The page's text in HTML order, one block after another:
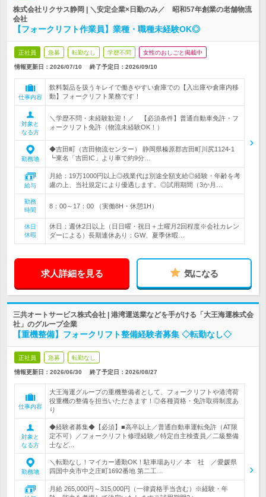
株式会社リクサス静岡 | ＼安定企業×日勤のみ／ 昭和57年創業の老舗物流
会社
【フォークリフト作業員】業種・職種未経験OK◎
正社員 急募 転勤なし 学歴不問 女性のおしごと掲載中
情報更新日：2026/07/10 終了予定日： 2026/09/10
仕事内容
飲料製品を扱うキレイで働きやすい倉庫での【入出庫や倉庫内移
動】フォークリフト業務です！
対象と
なる方
＼学歴不問・未経験歓迎！／ 【必須条件】普通自動車免許・フ
ォークリフト免許（物流未経験OK！）
勤務地
◆吉田町（吉田物流センター） 静岡県榛原郡吉田町川尻1124-1
┗東名「吉田IC」より車で約9分…
給与
月給：19万1000円以上◎残業代は別途全額支給◎経験・年齢を考
慮の上、当社規定により優遇します。◎試用期間（3か月…
勤務
時間
8：00～17：00 （実働8H・休憩1H）
休日
休暇
休日：週休2日以上（日日曜・祝日＋土曜月2回程度※会社カレン
ダーによる）長期連休あり：GW、夏季休暇…
求人詳細を見る 気になる
三共オートサービス株式会社 | 港湾運送業などを手がける「大王海運株式会
社」のグループ企業
【重機整備】フォークリフト整備経験者募集 ◇転勤なし◇
正社員 急募 転勤なし
情報更新日：2026/06/30 終了予定日： 2026/08/27
仕事内容
大王海運グループの重機整備者として、フォークリフトや港湾荷
役重機の整備を担当いただきます！◎各種資格・免許取得制度あ
り
対象と
なる方
◆経験者募集◆【必須】■高卒以上／普通自動車運転免許（AT限
定不可）／フォークリフト修理経験／特定自主検査員／二級整備
士など...
勤務地
＼転勤なし！マイカー通勤OK！駐車場あり／ 本 社 ／愛媛県
四国中央市中之庄町1692番地 第二工…
月給 265,000円～315,000円（一律資格手当含む）※経験・年